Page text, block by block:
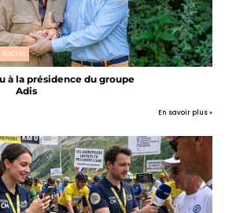
SOCIAL
à la présidence du groupe
Adis
En savoir plus »